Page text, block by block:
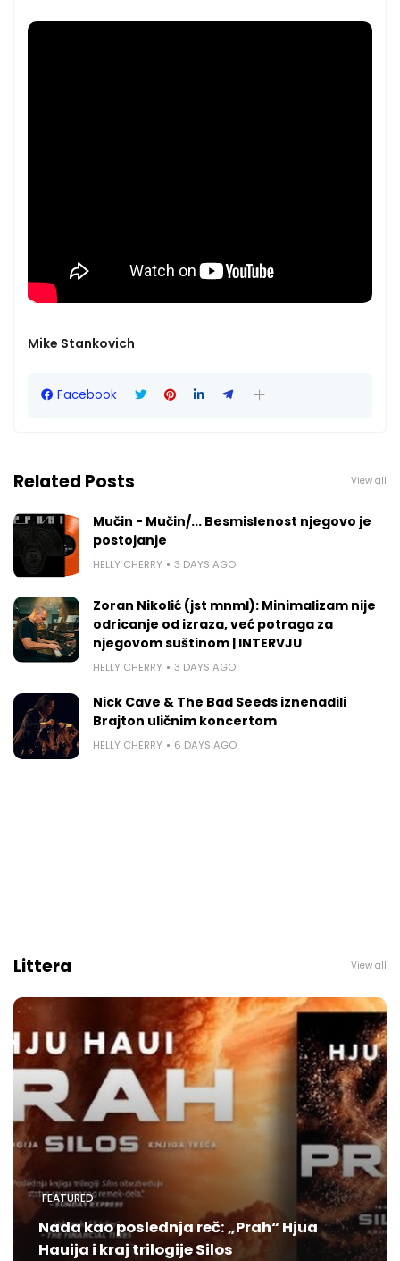
Mike Stankovich
Facebook
Related Posts View all
Mučin - Mučin/... Besmislenost njegovo je
postojanje
HELLY CHERRY 3 DAYS AGO
Zoran Nikolić (jst mnml): Minimalizam nije
odricanje od izraza, već potraga za
njegovom suštinom | INTERVJU
HELLY CHERRY 3 DAYS AGO
Nick Cave & The Bad Seeds iznenadili
Brajton uličnim koncertom
HELLY CHERRY 6 DAYS AGO
Littera View all
FEATURED
Nada kao poslednja reč: „Prah“ Hjua
Hauija i kraj trilogije Silos